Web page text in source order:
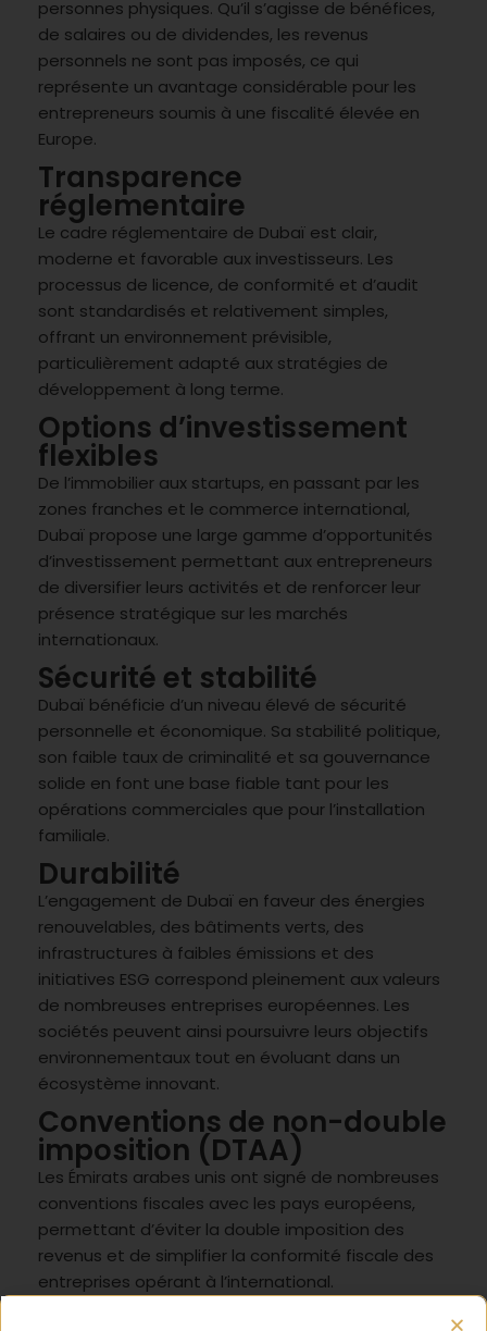
personnes physiques. Qu’il s’agisse de bénéfices,
de salaires ou de dividendes, les revenus
personnels ne sont pas imposés, ce qui
représente un avantage considérable pour les
entrepreneurs soumis à une fiscalité élevée en
Europe.
Transparence
réglementaire
Le cadre réglementaire de Dubaï est clair,
moderne et favorable aux investisseurs. Les
processus de licence, de conformité et d’audit
sont standardisés et relativement simples,
offrant un environnement prévisible,
particulièrement adapté aux stratégies de
développement à long terme.
Options d’investissement
flexibles
De l’immobilier aux startups, en passant par les
zones franches et le commerce international,
Dubaï propose une large gamme d’opportunités
d’investissement permettant aux entrepreneurs
de diversifier leurs activités et de renforcer leur
présence stratégique sur les marchés
internationaux.
Sécurité et stabilité
Dubaï bénéficie d’un niveau élevé de sécurité
personnelle et économique. Sa stabilité politique,
son faible taux de criminalité et sa gouvernance
solide en font une base fiable tant pour les
opérations commerciales que pour l’installation
familiale.
Durabilité
L’engagement de Dubaï en faveur des énergies
renouvelables, des bâtiments verts, des
infrastructures à faibles émissions et des
initiatives ESG correspond pleinement aux valeurs
de nombreuses entreprises européennes. Les
sociétés peuvent ainsi poursuivre leurs objectifs
environnementaux tout en évoluant dans un
écosystème innovant.
Conventions de non-double
imposition (DTAA)
Les Émirats arabes unis ont signé de nombreuses
conventions fiscales avec les pays européens,
permettant d’éviter la double imposition des
revenus et de simplifier la conformité fiscale des
entreprises opérant à l’international.